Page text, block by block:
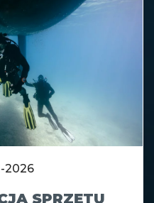
2026
SPRZĘTU